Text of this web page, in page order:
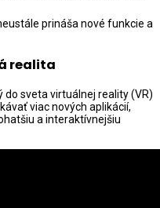
prináša nové funkcie a
realita
do sveta virtuálnej reality (VR)
viac nových aplikácií,
a interaktívnejšiu